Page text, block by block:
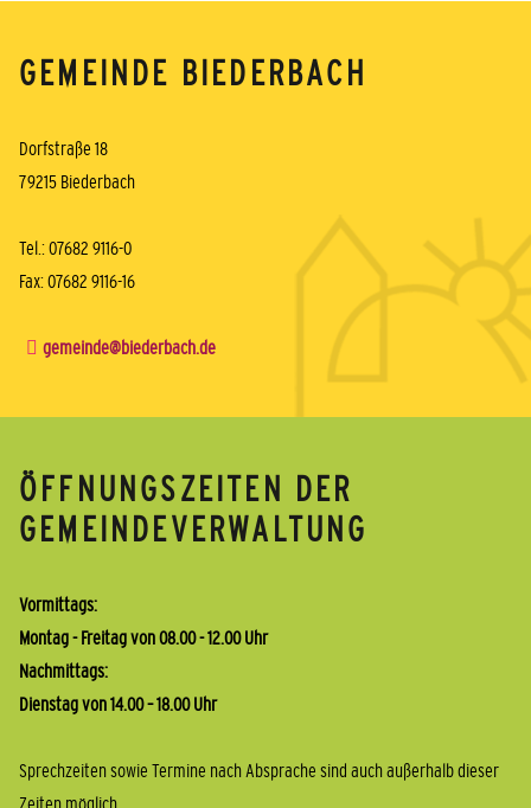
GEMEINDE BIEDERBACH
Dorfstraße 18
79215 Biederbach
Tel.: 07682 9116-0
Fax: 07682 9116-16
gemeinde@biederbach.de
ÖFFNUNGSZEITEN DER
GEMEINDEVERWALTUNG
Vormittags:
Montag - Freitag von 08.00 - 12.00 Uhr
Nachmittags:
Dienstag von 14.00 – 18.00 Uhr
Sprechzeiten sowie Termine nach Absprache sind auch außerhalb dieser
Zeiten möglich.